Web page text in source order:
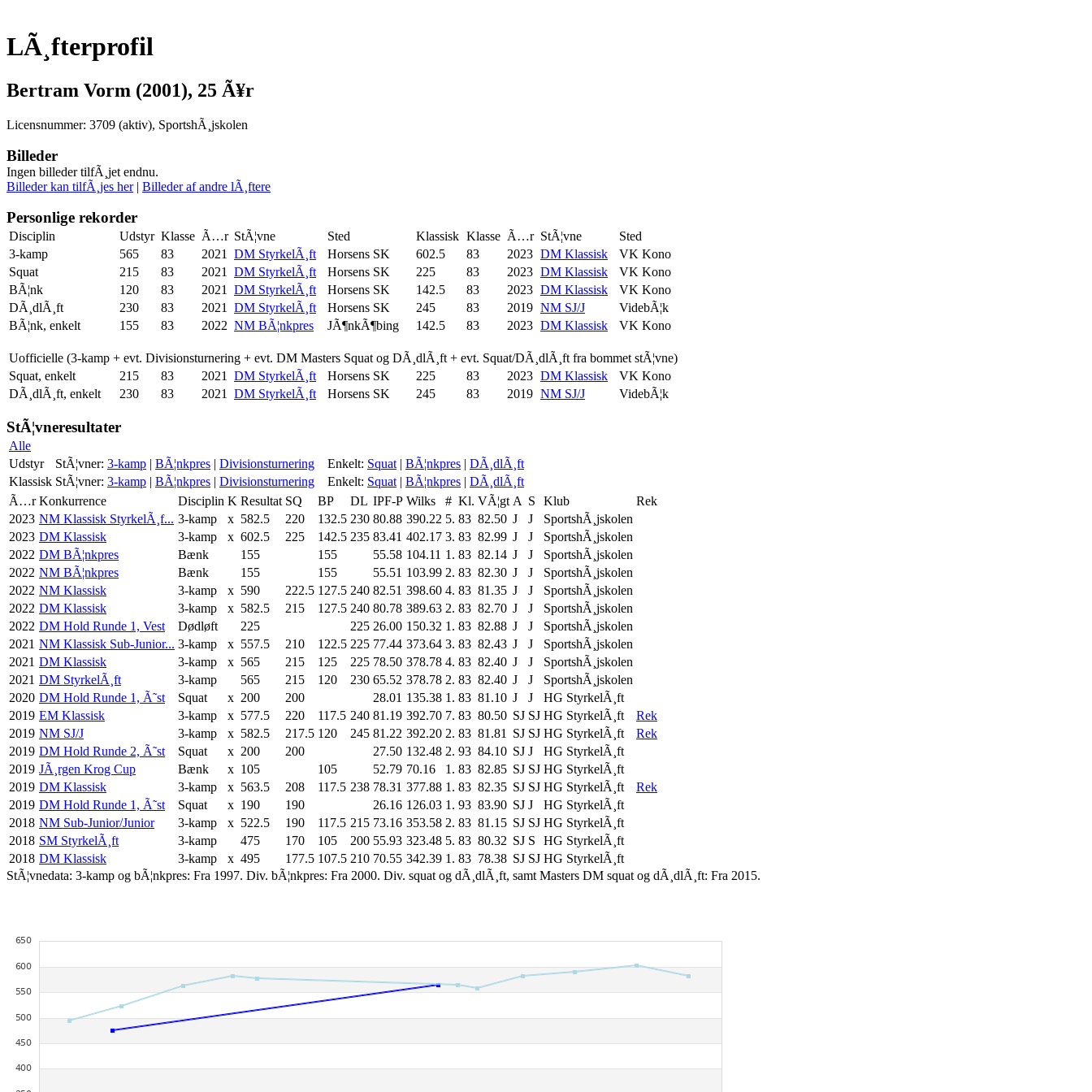
LÃ¸fterprofil
Bertram Vorm (2001), 25 Ã¥r
Licensnummer: 3709 (aktiv), SportshÃ¸jskolen
Billeder
Ingen billeder tilfÃ¸jet endnu.
Billeder kan tilfÃ¸jes her| Billeder af andre lÃ¸ftere
Personlige rekorder
Disciplin Udstyr Klasse Ã…r StÃ¦vne Sted Klassisk Klasse Ã…r StÃ¦vne
Sted
3-kamp
565 83 2021 DM StyrkelÃ¸ft Horsens SK 602.5 83 2023 DM Klassisk
VK Kono
Squat
215 83 2021 DM StyrkelÃ¸ft Horsens SK 225 83 2023 DM Klassisk
VK Kono
BÃ¦nk
120 83 2021 DM StyrkelÃ¸ft Horsens SK 142.5 83 2023 DM Klassisk
VK Kono
DÃ¸dlÃ¸ft
230 83 2021 DM StyrkelÃ¸ft Horsens SK 245 83 2019 NM SJ/J
VidebÃ¦k
BÃ¦nk, enkelt
155 83 2022 NM BÃ¦nkpres JÃ¶nkÃ¶bing 142.5 83 2023 DM Klassisk VK Kono
Uofficielle (3-kamp + evt. Divisionsturnering + evt. DM Masters Squat og DÃ¸dlÃ¸ft + evt. Squat/DÃ¸dlÃ¸ft fra bommet stÃ¦vne)
Squat, enkelt
215 83 2021 DM StyrkelÃ¸ft Horsens SK 225 83 2023 DM Klassisk
VK Kono
DÃ¸dlÃ¸ft, enkelt
230 83 2021 DM StyrkelÃ¸ft Horsens SK 245 83 2019 NM SJ/J VidebÃ¦k
StÃ¦vneresultater
Alle
Udstyr
StÃ¦vner: 3-kamp | BÃ¦nkpres | Divisionsturnering Enkelt: Squat | BÃ¦nkpres | DÃ¸dlÃ¸ft
Klassisk StÃ¦vner: 3-kamp | BÃ¦nkpres | Divisionsturnering Enkelt: Squat | BÃ¦nkpres | DÃ¸dlÃ¸ft
Ã…r Konkurrence Disciplin K Resultat SQ BP DL IPF-P Wilks # Kl. VÃ¦gt A S Klub
Rek
2023 NM Klassisk StyrkelÃ¸f... 3-kamp x 582.5 220 132.5 230 80.88 390.22 5. 83 82.50 J J
SportshÃ¸jskolen
2023 DM Klassisk 3-kamp x 602.5 225 142.5 235 83.41 402.17 3. 83 82.99 J J
SportshÃ¸jskolen
2022 DM BÃ¦nkpres Bænk 155 155 55.58 104.11 1. 83 82.14 J J
SportshÃ¸jskolen
2022 NM BÃ¦nkpres Bænk 155 155 55.51 103.99 2. 83 82.30 J J
SportshÃ¸jskolen
2022 NM Klassisk 3-kamp x 590 222.5 127.5 240 82.51 398.60 4. 83 81.35 J J
SportshÃ¸jskolen
2022 DM Klassisk 3-kamp x 582.5 215 127.5 240 80.78 389.63 2. 83 82.70 J J
SportshÃ¸jskolen
2022 DM Hold Runde 1, Vest Dødløft 225 225 26.00 150.32 1. 83 82.88 J J
SportshÃ¸jskolen
2021 NM Klassisk Sub-Junior... 3-kamp x 557.5 210 122.5 225 77.44 373.64 3. 83 82.43 J J
SportshÃ¸jskolen
2021 DM Klassisk 3-kamp x 565 215 125 225 78.50 378.78 4. 83 82.40 J J
SportshÃ¸jskolen
2021 DM StyrkelÃ¸ft 3-kamp 565 215 120 230 65.52 378.78 2. 83 82.40 J J
SportshÃ¸jskolen
2020 DM Hold Runde 1, Ã˜st Squat x 200 200 28.01 135.38 1. 83 81.10 J J
HG StyrkelÃ¸ft
2019 EM Klassisk 3-kamp x 577.5 220 117.5 240 81.19 392.70 7. 83 80.50 SJ SJ HG StyrkelÃ¸ft
Rek
2019 NM SJ/J 3-kamp x 582.5 217.5 120 245 81.22 392.20 2. 83 81.81 SJ SJ HG StyrkelÃ¸ft
Rek
2019 DM Hold Runde 2, Ã˜st Squat x 200 200 27.50 132.48 2. 93 84.10 SJ J
HG StyrkelÃ¸ft
2019 JÃ¸rgen Krog Cup Bænk x 105 105 52.79 70.16 1. 83 82.85 SJ SJ HG StyrkelÃ¸ft
2019 DM Klassisk 3-kamp x 563.5 208 117.5 238 78.31 377.88 1. 83 82.35 SJ SJ HG StyrkelÃ¸ft
Rek
2019 DM Hold Runde 1, Ã˜st Squat x 190 190 26.16 126.03 1. 93 83.90 SJ J
HG StyrkelÃ¸ft
2018 NM Sub-Junior/Junior 3-kamp x 522.5 190 117.5 215 73.16 353.58 2. 83 81.15 SJ SJ HG StyrkelÃ¸ft
2018 SM StyrkelÃ¸ft 3-kamp 475 170 105 200 55.93 323.48 5. 83 80.32 SJ S
HG StyrkelÃ¸ft
2018 DM Klassisk 3-kamp x 495 177.5 107.5 210 70.55 342.39 1. 83 78.38 SJ SJ HG StyrkelÃ¸ft
StÃ¦vnedata: 3-kamp og bÃ¦nkpres: Fra 1997. Div. bÃ¦nkpres: Fra 2000. Div. squat og dÃ¸dlÃ¸ft, samt Masters DM squat og dÃ¸dlÃ¸ft: Fra 2015.